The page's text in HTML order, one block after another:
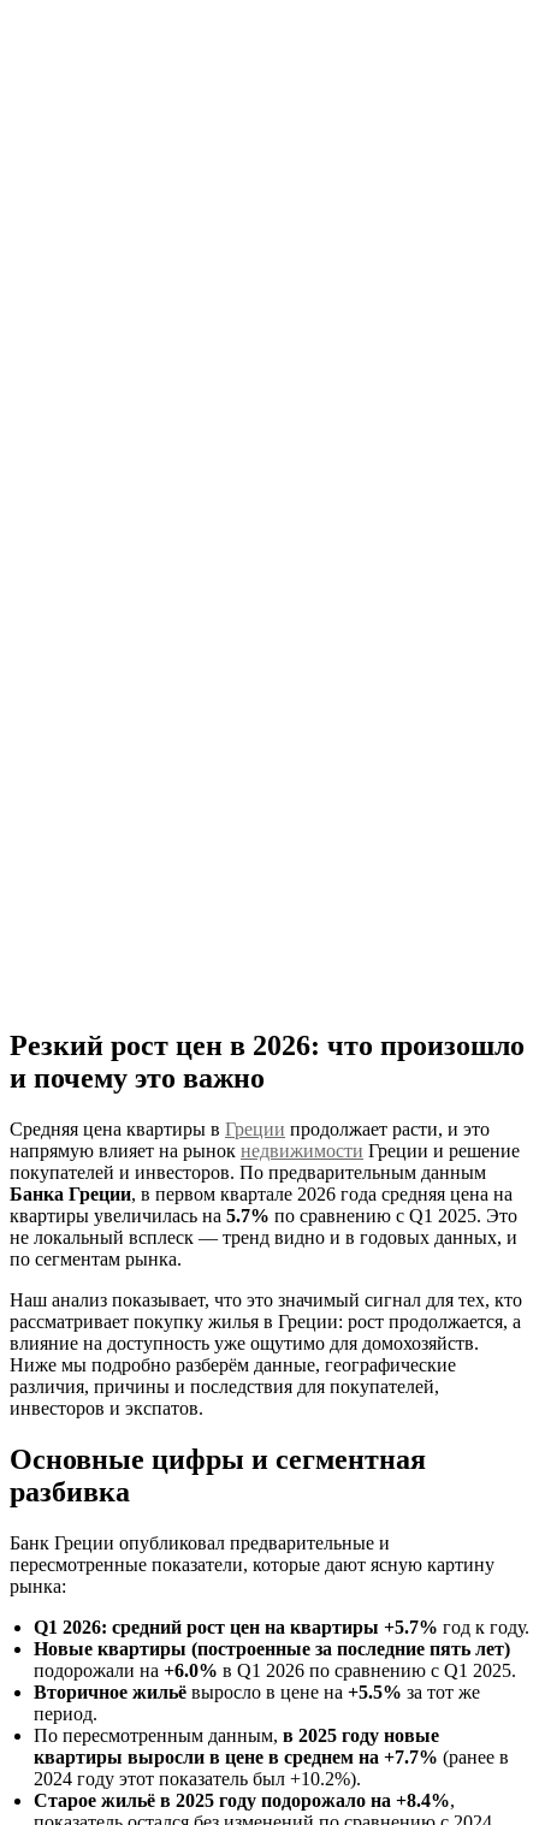
Резкий рост цен в 2026: что произошло
и почему это важно
Средняя цена квартиры в Греции продолжает расти, и это
напрямую влияет на рынок недвижимости Греции и решение
покупателей и инвесторов. По предварительным данным
Банка Греции, в первом квартале 2026 года средняя цена на
квартиры увеличилась на 5.7% по сравнению с Q1 2025. Это
не локальный всплеск — тренд видно и в годовых данных, и
по сегментам рынка.
Наш анализ показывает, что это значимый сигнал для тех, кто
рассматривает покупку жилья в Греции: рост продолжается, а
влияние на доступность уже ощутимо для домохозяйств.
Ниже мы подробно разберём данные, географические
различия, причины и последствия для покупателей,
инвесторов и экспатов.
Основные цифры и сегментная
разбивка
Банк Греции опубликовал предварительные и
пересмотренные показатели, которые дают ясную картину
рынка:
Q1 2026: средний рост цен на квартиры +5.7% год к году.
Новые квартиры (построенные за последние пять лет)
подорожали на +6.0% в Q1 2026 по сравнению с Q1 2025.
Вторичное жильё выросло в цене на +5.5% за тот же
период.
По пересмотренным данным, в 2025 году новые
квартиры выросли в цене в среднем на +7.7% (ранее в
2024 году этот показатель был +10.2%).
Старое жильё в 2025 году подорожало на +8.4%,